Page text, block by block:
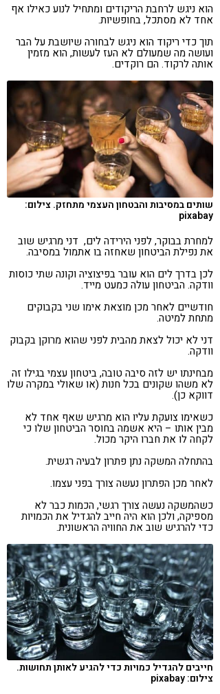
הוא ניגש לרחבת הריקודים ומתחיל לנוע כאילו אף
אחד לא מסתכל, בחופשיות.
תוך כדי ריקוד הוא ניגש לבחורה שיושבת על הבר
ועושה מה שמעולם לא העז לעשות, הוא מזמין
אותה לרקוד. הם רוקדים.
שותים במסיבות והבטחון העצמי מתחזק. צילום:
pixabay
למחרת בבוקר, לפני הירידה לים, דני מרגיש שוב
את נפילת הביטחון שאחזה בו אתמול במסיבה.
לכן בדרך לים הוא עובר בפיצוציה וקונה שתי כוסות
וודקה. הביטחון עולה כמעט מייד.
חודשיים לאחר מכן מוצאת אימו שני בקבוקים
מתחת למיטה.
דני לא יכול לצאת מהבית לפני שהוא מרוקן בקבוק
וודקה.
מבחינתו יש לזה סיבה טובה, ביטחון עצמי בגילו זה
לא משהו שקונים בכל חנות (או שאולי במקרה שלו
דווקא כן).
כשאימו צועקת עליו הוא מרגיש שאף אחד לא
מבין אותו – היא אשמה בחוסר הביטחון שלו כי
לקחה לו את חברו היקר מכול.
בהתחלה המשקה נתן פתרון לבעיה רגשית.
לאחר מכן הפתרון נעשה צורך בפני עצמו.
כשהמשקה נעשה צורך רגשי, הכמות כבר לא
מספיקה, ולכן הוא היה חייב להגדיל את הכמויות
כדי להרגיש שוב את החוויה הראשונית.
חייבים להגדיל כמויות כדי להגיע לאותן תחושות.
צילום: pixabay